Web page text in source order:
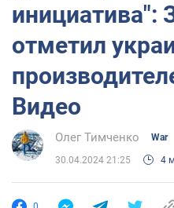
инициатива":
отметил
Видео
Олег Тимченко War
30.04.2024 21:25 4